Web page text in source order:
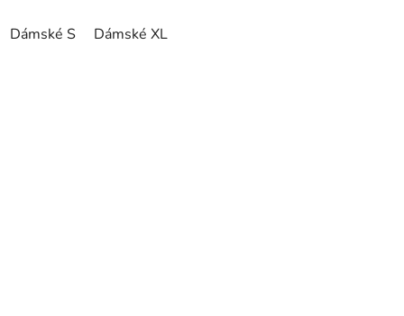
Dámské S Dámské XL